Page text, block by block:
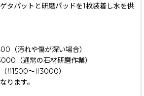
タパットと研磨パッドを1枚装着し水を供
（汚れや傷が深い場合）
（通常の石材研磨作業）
#1500〜#3000）
ります。